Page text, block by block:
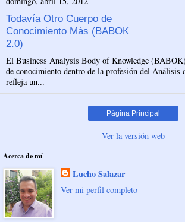
Todavía Otro Cuerpo de
Conocimiento Más (BABOK
2.0)
El Business Analysis Body of Knowledge
de conocimiento dentro de la profesión del Análisis
refleja un...
Página Principal
Ver la versión web
Acerca de mí
Lucho Salazar
Ver mi perfil completo